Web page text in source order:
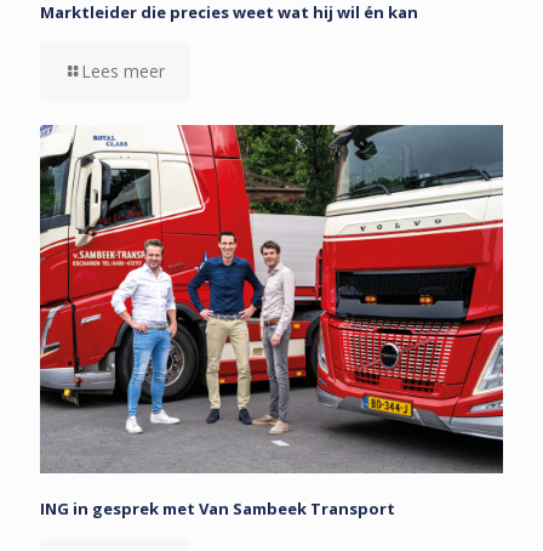
Marktleider die precies weet wat hij wil én kan
Lees meer
ING in gesprek met Van Sambeek Transport